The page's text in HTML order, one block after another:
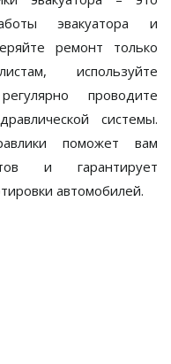
эвакуатора и
ремонт только
используйте
проводите
системы.
поможет вам
и гарантирует
автомобилей.